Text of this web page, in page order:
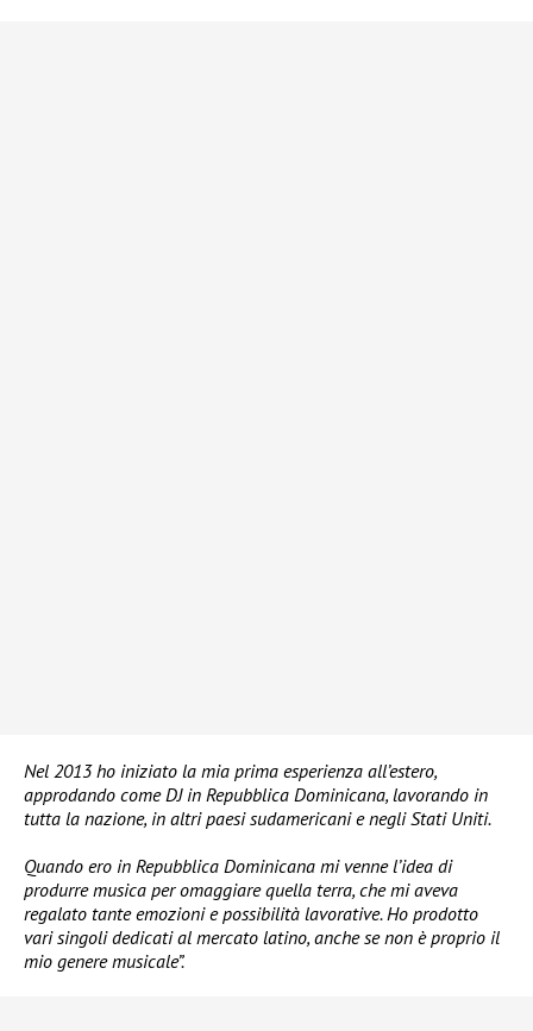
Nel 2013 ho iniziato la mia prima esperienza all’estero,
approdando come DJ in Repubblica Dominicana, lavorando in
tutta la nazione, in altri paesi sudamericani e negli Stati Uniti.
Quando ero in Repubblica Dominicana mi venne l’idea di
produrre musica per omaggiare quella terra, che mi aveva
regalato tante emozioni e possibilità lavorative. Ho prodotto
vari singoli dedicati al mercato latino, anche se non è proprio il
mio genere musicale”.